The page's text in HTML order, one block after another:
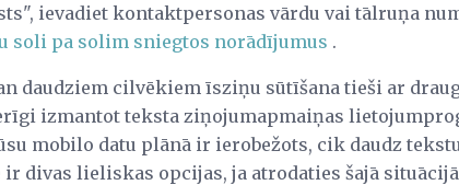
ievadiet kontaktpersonas vārdu vai tālruņa
soli pa solim sniegtos norādījumus .
daudziem cilvēkiem īsziņu sūtīšana tieši ar
izmantot teksta ziņojumapmaiņas
mobilo datu plānā ir ierobežots, cik daudz
ir divas lieliskas opcijas, ja atrodaties šajā